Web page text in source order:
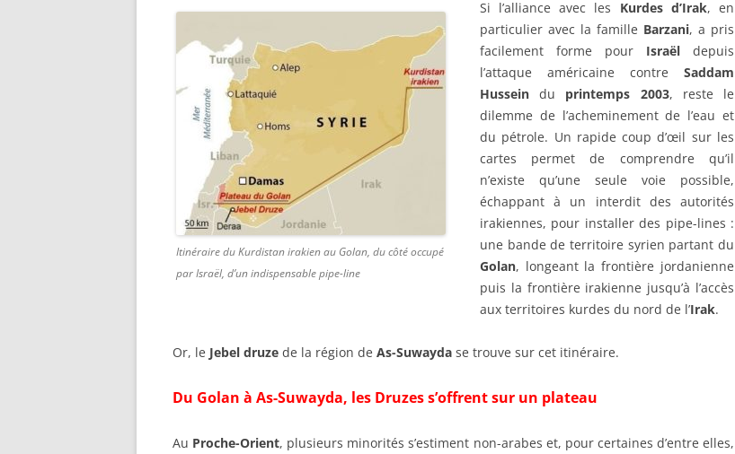
Itinéraire du Kurdistan irakien au Golan, du côté occupé
par Israël, d’un indispensable pipe-line
Si l’alliance avec les Kurdes d’Irak, en
particulier avec la famille Barzani, a pris
facilement forme pour Israël depuis
l’attaque américaine contre Saddam
Hussein du printemps 2003, reste le
dilemme de l’acheminement de l’eau et
du pétrole. Un rapide coup d’œil sur les
cartes permet de comprendre qu’il
n’existe qu’une seule voie possible,
échappant à un interdit des autorités
irakiennes, pour installer des pipe-lines :
une bande de territoire syrien partant du
Golan, longeant la frontière jordanienne
puis la frontière irakienne jusqu’à l’accès
aux territoires kurdes du nord de l’Irak.
Or, le Jebel druze de la région de As-Suwayda se trouve sur cet itinéraire.
Du Golan à As-Suwayda, les Druzes s’offrent sur un plateau
Au Proche-Orient, plusieurs minorités s’estiment non-arabes et, pour certaines d’entre elles,